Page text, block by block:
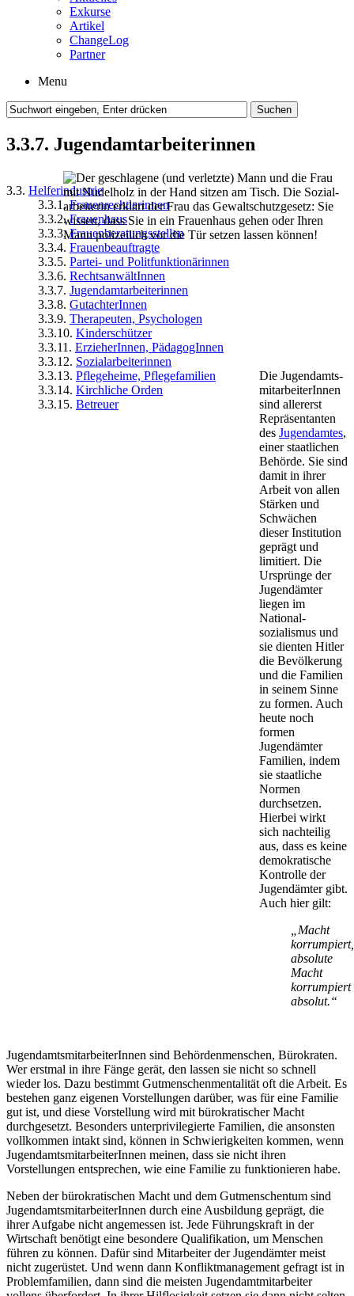
Exkurse
Artikel
ChangeLog
Partner
Menu
3.3.7. Jugendamtarbeiterinnen
3.3. Helferindustrie
3.3.1.Frauenrechtlerinnen
3.3.2.Frauenhaus
3.3.3.Frauenberatungsstellen
3.3.4. Frauenbeauftragte
3.3.5. Partei- und Politfunktionärinnen
3.3.6. RechtsanwältInnen
3.3.7. Jugendamtarbeiterinnen
3.3.8. GutachterInnen
3.3.9. Therapeuten, Psychologen
3.3.10. Kinderschützer
3.3.11. ErzieherInnen, PädagogInnen
3.3.12. Sozialarbeiterinnen
3.3.13. Pflegeheime, Pflegefamilien
3.3.14. Kirchliche Orden
3.3.15. Betreuer
Die Jugend­amts­
mit­arbeiterInnen
sind allererst
Repräsentanten
des Jugendamtes,
einer staatlichen
Behörde. Sie sind
damit in ihrer
Arbeit von allen
Stärken und
Schwächen
dieser Institution
geprägt und
limitiert. Die
Ursprünge der
Jugendämter
liegen im
National­
sozialismus und
sie dienten Hitler
die Bevölkerung
und die Familien
in seinem Sinne
zu formen. Auch
heute noch
formen
Jugendämter
Familien, indem
sie staatliche
Normen
durchsetzen.
Hierbei wirkt
sich nachteilig
aus, dass es keine
demokratische
Kontrolle der
Jugendämter gibt.
Auch hier gilt:
„Macht
korrumpiert,
absolute
Macht
korrumpiert
absolut.“
Jugend­amts­mit­arbeiterInnen sind Behörden­menschen, Bürokraten.
Wer erstmal in ihre Fänge gerät, den lassen sie nicht so schnell
wieder los. Dazu bestimmt Gutmenschen­mentalität oft die Arbeit. Es
bestehen ganz eigenen Vorstellungen darüber, was für eine Familie
gut ist, und diese Vorstellung wird mit bürokratischer Macht
durchgesetzt. Besonders unter­privilegierte Familien, die ansonsten
vollkommen intakt sind, können in Schwierigkeiten kommen, wenn
Jugend­amts­mit­arbeiterInnen meinen, dass sie nicht ihren
Vorstellungen entsprechen, wie eine Familie zu funktionieren habe.
Neben der bürokratischen Macht und dem Gutmenschentum sind
Jugend­amts­mit­arbeiterInnen durch eine Ausbildung geprägt, die
ihrer Aufgabe nicht angemessen ist. Jede Führungskraft in der
Wirtschaft benötigt eine besondere Qualifikation, um Menschen
führen zu können. Dafür sind Mitarbeiter der Jugendämter meist
nicht zugerüstet. Und wenn dann Konflikt­management gefragt ist in
Problem­familien, dann sind die meisten Jugend­amt­mit­arbeiter